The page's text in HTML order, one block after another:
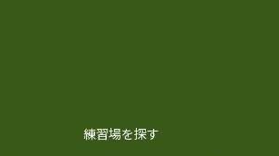
練習場を探す